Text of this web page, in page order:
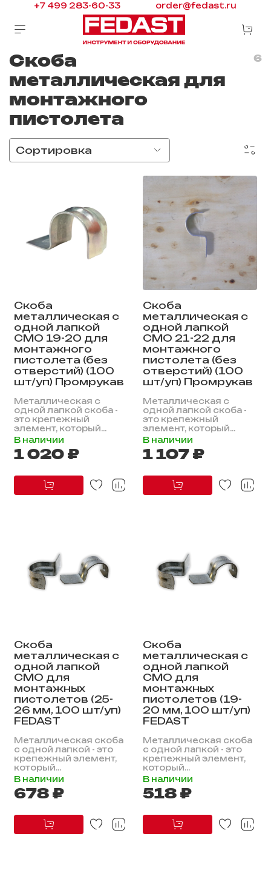
+7 499 283-60-33 order@fedast.ru
Скоба
металлическая для
монтажного
пистолета
6
Скоба
металлическая с
одной лапкой
СМО 19-20 для
монтажного
пистолета (без
отверстий) (100
шт/уп) Промрукав
Металлическая с
одной лапкой скоба -
это крепежный
элемент, который...
В наличии
1 020 ₽
Скоба
металлическая с
одной лапкой
СМО 21-22 для
монтажного
пистолета (без
отверстий) (100
шт/уп) Промрукав
Металлическая с
одной лапкой скоба -
это крепежный
элемент, который...
В наличии
1 107 ₽
Скоба
металлическая с
одной лапкой
СМО для
монтажных
пистолетов (25-
26 мм, 100 шт/уп)
FEDAST
Металлическая скоба
с одной лапкой - это
крепежный элемент,
который...
В наличии
678 ₽
Скоба
металлическая с
одной лапкой
СМО для
монтажных
пистолетов (19-
20 мм, 100 шт/уп)
FEDAST
Металлическая скоба
с одной лапкой - это
крепежный элемент,
который...
В наличии
518 ₽